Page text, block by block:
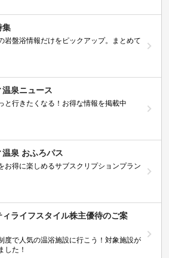
集
岩盤浴情報だけをピックアップ。まとめて
温泉ニュース
と行きたくなる！お得な情報を掲載中
温泉 おふろパス
お得に楽しめるサブスクリプションプラン
ィライフスタイル株主優待のご案
度で人気の温浴施設に行こう！対象施設が
した！